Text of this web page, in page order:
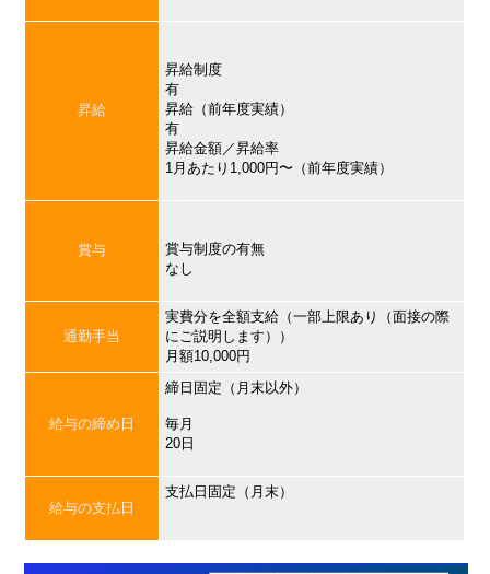
昇給
昇給制度
有
昇給（前年度実績）
有
昇給金額／昇給率
1月あたり1,000円〜（前年度実績）
賞与
賞与制度の有無
なし
通勤手当
実費分を全額支給（一部上限あり（面接の際
にご説明します））
月額10,000円
給与の締め日
締日固定（月末以外）
毎月
20日
給与の支払日
支払日固定（月末）